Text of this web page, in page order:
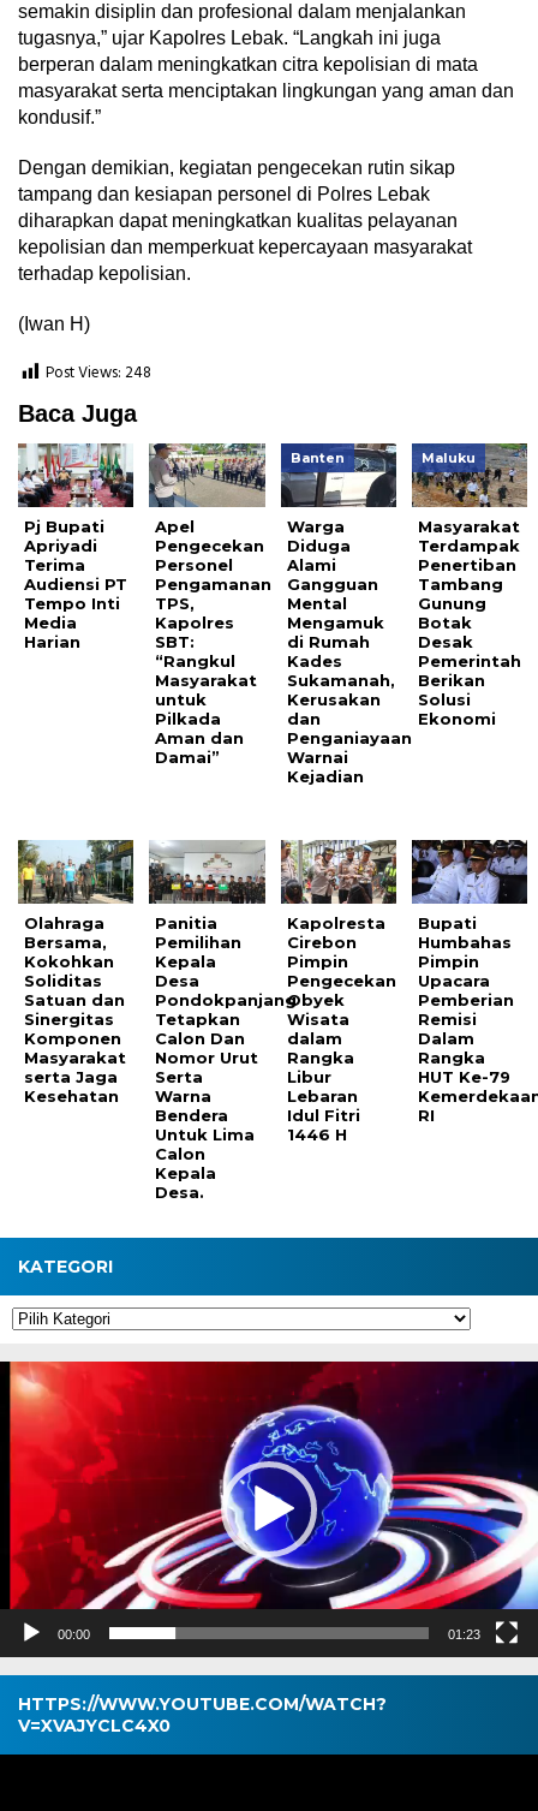
semakin disiplin dan profesional dalam menjalankan
tugasnya,” ujar Kapolres Lebak. “Langkah ini juga
berperan dalam meningkatkan citra kepolisian di mata
masyarakat serta menciptakan lingkungan yang aman dan
kondusif.”
Dengan demikian, kegiatan pengecekan rutin sikap
tampang dan kesiapan personel di Polres Lebak
diharapkan dapat meningkatkan kualitas pelayanan
kepolisian dan memperkuat kepercayaan masyarakat
terhadap kepolisian.
(Iwan H)
Post Views:248
Baca Juga
Pj Bupati
Apriyadi
Terima
Audiensi PT
Tempo Inti
Media
Harian
Apel
Pengecekan
Personel
Pengamanan
TPS,
Kapolres
SBT:
“Rangkul
Masyarakat
untuk
Pilkada
Aman dan
Damai”
Banten
Warga
Diduga
Alami
Gangguan
Mental
Mengamuk
di Rumah
Kades
Sukamanah,
Kerusakan
dan
Penganiayaan
Warnai
Kejadian
Maluku
Masyarakat
Terdampak
Penertiban
Tambang
Gunung
Botak
Desak
Pemerintah
Berikan
Solusi
Ekonomi
Olahraga
Bersama,
Kokohkan
Soliditas
Satuan dan
Sinergitas
Komponen
Masyarakat
serta Jaga
Kesehatan
Panitia
Pemilihan
Kepala
Desa
Pondokpanjang
Tetapkan
Calon Dan
Nomor Urut
Serta
Warna
Bendera
Untuk Lima
Calon
Kepala
Desa.
Kapolresta
Cirebon
Pimpin
Pengecekan
Obyek
Wisata
dalam
Rangka
Libur
Lebaran
Idul Fitri
1446 H
Bupati
Humbahas
Pimpin
Upacara
Pemberian
Remisi
Dalam
Rangka
HUT Ke-79
RI
KATEGORI
Kategori
Pemutar
Video
00:00 01:23
HTTPS://WWW.YOUTUBE.COM/WATCH?
V=XVAJYCLC4X0
Pemutar